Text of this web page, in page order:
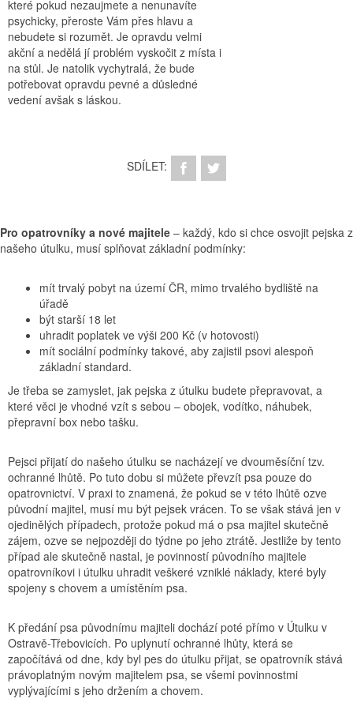
které pokud nezaujmete a nenunavíte
psychicky, přeroste Vám přes hlavu a
nebudete si rozumět. Je opravdu velmi
akční a nedělá jí problém vyskočit z místa i
na stůl. Je natolik vychytralá, že bude
potřebovat opravdu pevné a důsledné
vedení avšak s láskou.
SDÍLET:
Pro opatrovníky a nové majitele – každý, kdo si chce osvojit pejska z
našeho útulku, musí splňovat základní podmínky:
mít trvalý pobyt na území ČR, mimo trvalého bydliště na
úřadě
být starší 18 let
uhradit poplatek ve výši 200 Kč (v hotovosti)
mít sociální podmínky takové, aby zajistil psovi alespoň
základní standard.
Je třeba se zamyslet, jak pejska z útulku budete přepravovat, a
které věci je vhodné vzít s sebou – obojek, vodítko, náhubek,
přepravní box nebo tašku.
Pejsci přijatí do našeho útulku se nacházejí ve dvouměsíční tzv.
ochranné lhůtě. Po tuto dobu si můžete převzít psa pouze do
opatrovnictví. V praxi to znamená, že pokud se v této lhůtě ozve
původní majitel, musí mu být pejsek vrácen. To se však stává jen v
ojedinělých případech, protože pokud má o psa majitel skutečně
zájem, ozve se nejpozději do týdne po jeho ztrátě. Jestliže by tento
případ ale skutečně nastal, je povinností původního majitele
opatrovníkovi i útulku uhradit veškeré vzniklé náklady, které byly
spojeny s chovem a umístěním psa.
K předání psa původnímu majiteli dochází poté přímo v Útulku v
Ostravě-Třebovicích. Po uplynutí ochranné lhůty, která se
započítává od dne, kdy byl pes do útulku přijat, se opatrovník stává
právoplatným novým majitelem psa, se všemi povinnostmi
vyplývajícími s jeho držením a chovem.